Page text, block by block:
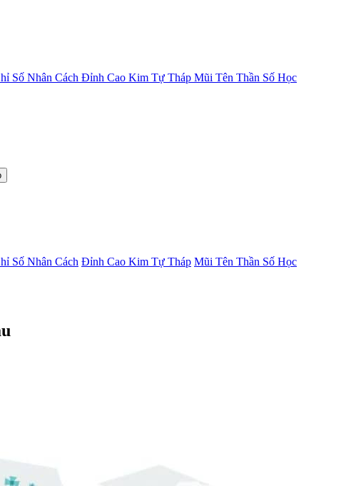
Số Nhân Cách Đỉnh Cao Kim Tự Tháp Mũi Tên Thần Số Học
Số Nhân Cách Đỉnh Cao Kim Tự Tháp Mũi Tên Thần Số Học